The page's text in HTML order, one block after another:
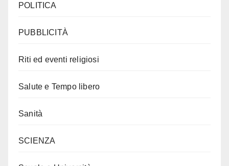
POLITICA
PUBBLICITÀ
Riti ed eventi religiosi
Salute e Tempo libero
Sanità
SCIENZA